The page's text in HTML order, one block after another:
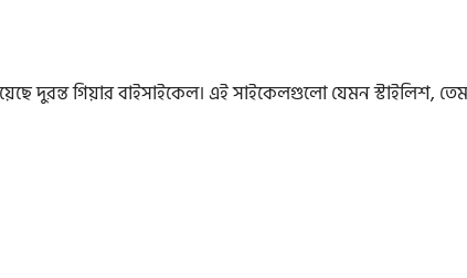
দুরন্ত গিয়ার বাইসাইকেল। এই সাইকেলগুলো যেমন স্টাইলিশ,